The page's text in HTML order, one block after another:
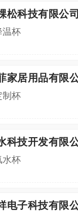
松科技有限公司
杯
家居用品有限
杯
科技开发有限
杯
电子科技有限